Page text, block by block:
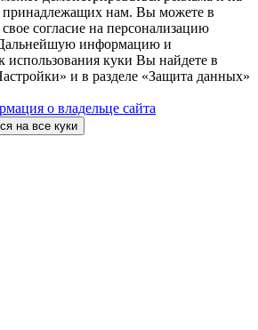
принадлежащих нам. Вы можете в
согласие на персонализацию
информацию и
использования куки Вы найдете в
и в разделе «Защита данных»
о владельце сайта
на все куки